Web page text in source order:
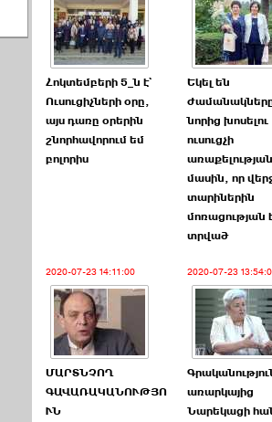
Հոկտեմբերի 5_ն է`
Ուսուցիչների օրը,
այս դառը օրերին
շնորհավորում եմ
բոլորիս
Եկել են
նորից խոսելու
ուսուցչի
առաքելության
մասին, որ
տարիներին
մոռացության
տրված
2020-07-23 14:11:00
ՄԱՐՏՆՉՈՂ
ԳԱՎԱՌԱԿԱՆՈՒԹՅՈ
ՒՆ
2020-07-23
առարկայից
Նարեկացի